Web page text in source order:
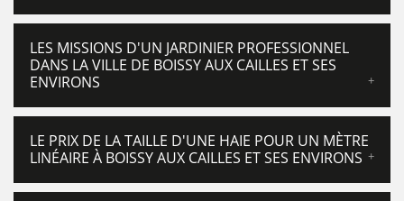
LES MISSIONS D'UN JARDINIER PROFESSIONNEL
DANS LA VILLE DE BOISSY AUX CAILLES ET SES
ENVIRONS
LE PRIX DE LA TAILLE D'UNE HAIE POUR UN MÈTRE
LINÉAIRE À BOISSY AUX CAILLES ET SES ENVIRONS